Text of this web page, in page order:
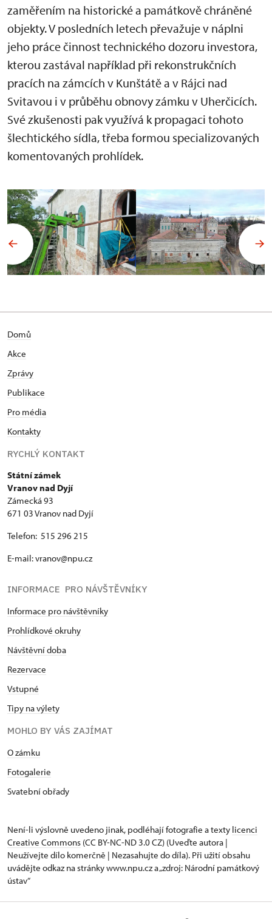
zaměřením na historické a památkově chráněné
objekty. V posledních letech převažuje v náplni
jeho práce činnost technického dozoru investora,
kterou zastával například při rekonstrukčních
pracích na zámcích v Kunštátě a v Rájci nad
Svitavou i v průběhu obnovy zámku v Uherčicích.
Své zkušenosti pak využívá k propagaci tohoto
šlechtického sídla, třeba formou specializovaných
komentovaných prohlídek.
Domů
Akce
Zprávy
Publikace
Pro média
Kontakty
RYCHLÝ KONTAKT
Státní zámek
Vranov nad Dyjí
Zámecká 93
671 03 Vranov nad Dyjí
Telefon: 515 296 215
E-mail: vranov@npu.cz
INFORMACE PRO NÁVŠTĚVNÍKY
Informace pro návštěvníky
Prohlídkové okruhy
Návštěvní doba
Rezervace
Vstupné
Tipy na výlety
MOHLO BY VÁS ZAJÍMAT
O zámku
Fotogalerie
Svatební obřady
Není-li výslovně uvedeno jinak, podléhají fotografie a texty licenci
Creative Commons (CC BY-NC-ND 3.0 CZ) (Uveďte autora |
Neužívejte dílo komerčně | Nezasahujte do díla). Při užití obsahu
uvádějte odkaz na stránky www.npu.cz a „zdroj: Národní památkový
ústav“